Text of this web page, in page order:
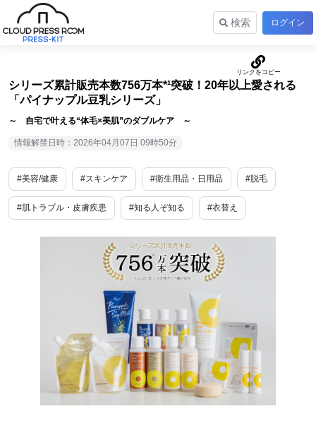
検索 ログイン
シリーズ累計販売本数756万本*¹突破！20年以上愛される
「パイナップル豆乳シリーズ」
～ 自宅で叶える“体毛×美肌”のダブルケア ～
情報解禁日時：2026年04月07日 09時50分
#美容/健康 #スキンケア #衛生用品・日用品 #脱毛
#肌トラブル・皮膚疾患 #知る人ぞ知る #衣替え